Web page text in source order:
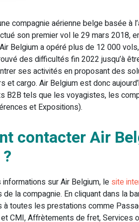
compagnie aérienne belge basée à
son premier vol le 29 mars 2018,
Belgium a opéré plus de 12 000
des difficultés fin 2022 jusqu’à
ses activités en proposant des
et cargo. Air Belgium est donc
B2B tels que les voyagistes, les
et Expositions).
contacter Air
sur Air Belgium, le site
la compagnie. En cliquant dans la
à toutes les prestations comme
CMI, Affrètements de fret, Services